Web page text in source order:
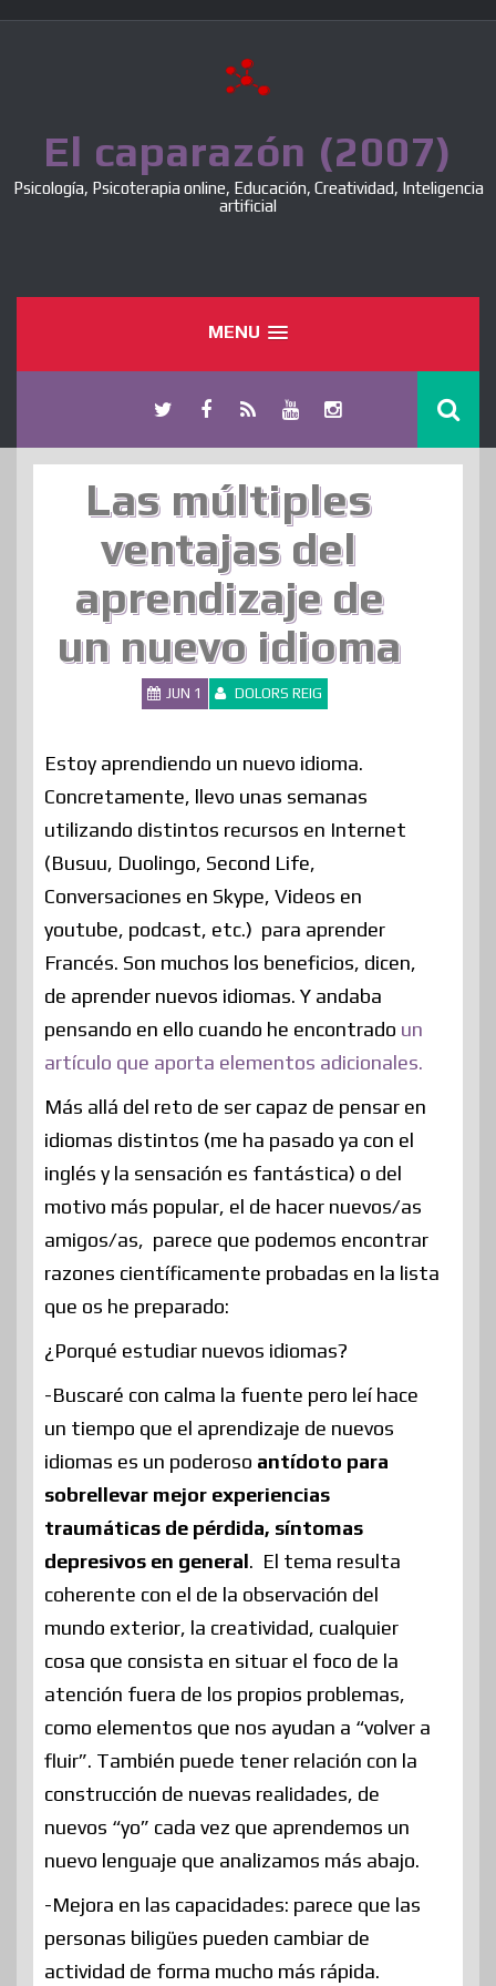
El caparazón (2007)
Psicología, Psicoterapia online, Educación, Creatividad, Inteligencia
artificial
MENU
Las múltiples
ventajas del
aprendizaje de
un nuevo idioma
JUN 1 DOLORS REIG
Estoy aprendiendo un nuevo idioma.
Concretamente, llevo unas semanas
utilizando distintos recursos en Internet
(Busuu, Duolingo, Second Life,
Conversaciones en Skype, Videos en
youtube, podcast, etc.) para aprender
Francés. Son muchos los beneficios, dicen,
de aprender nuevos idiomas. Y andaba
pensando en ello cuando he encontrado un
artículo que aporta elementos adicionales.
Más allá del reto de ser capaz de pensar en
idiomas distintos (me ha pasado ya con el
inglés y la sensación es fantástica) o del
motivo más popular, el de hacer nuevos/as
amigos/as, parece que podemos encontrar
razones científicamente probadas en la lista
que os he preparado:
¿Porqué estudiar nuevos idiomas?
-Buscaré con calma la fuente pero leí hace
un tiempo que el aprendizaje de nuevos
idiomas es un poderoso antídoto para
sobrellevar mejor experiencias
traumáticas de pérdida, síntomas
depresivos en general. El tema resulta
coherente con el de la observación del
mundo exterior, la creatividad, cualquier
cosa que consista en situar el foco de la
atención fuera de los propios problemas,
como elementos que nos ayudan a “volver a
fluir”. También puede tener relación con la
construcción de nuevas realidades, de
nuevos “yo” cada vez que aprendemos un
nuevo lenguaje que analizamos más abajo.
-Mejora en las capacidades: parece que las
personas biligües pueden cambiar de
actividad de forma mucho más rápida.